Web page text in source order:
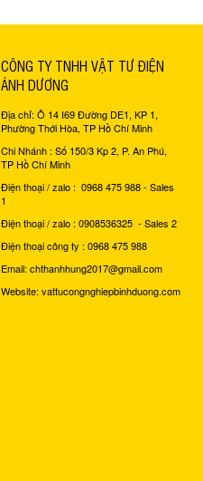
CÔNG TY TNHH VẬT TƯ ĐIỆN
ÁNH DƯƠNG
Địa chỉ: Ô 14 I69 Đường DE1, KP 1,
Phường Thới Hòa, TP Hồ Chí Minh
Chi Nhánh : Số 150/3 Kp 2, P. An Phú,
TP Hồ Chí Minh
Điện thoại / zalo : 0968 475 988 - Sales
1
Điện thoại / zalo : 0908536325 - Sales 2
Điện thoại công ty : 0968 475 988
Email: chthanhhung2017@gmail.com
Website: vattucongnghiepbinhduong.com